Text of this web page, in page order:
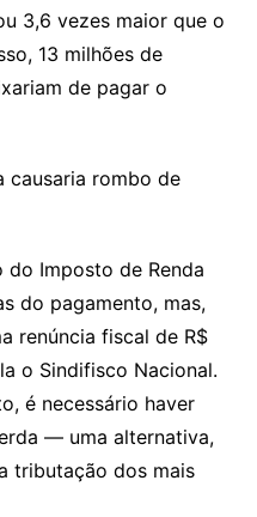
3,6 vezes maior que o
13 milhões de
de pagar o
causaria rombo de
do Imposto de Renda
do pagamento, mas,
renúncia fiscal de R$
o Sindifisco Nacional.
é necessário haver
— uma alternativa,
tributação dos mais